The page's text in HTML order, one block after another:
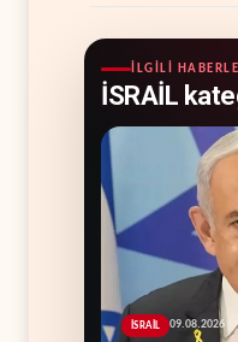
İLGILI
İSRAİL
İSRAİL 09.08.2026